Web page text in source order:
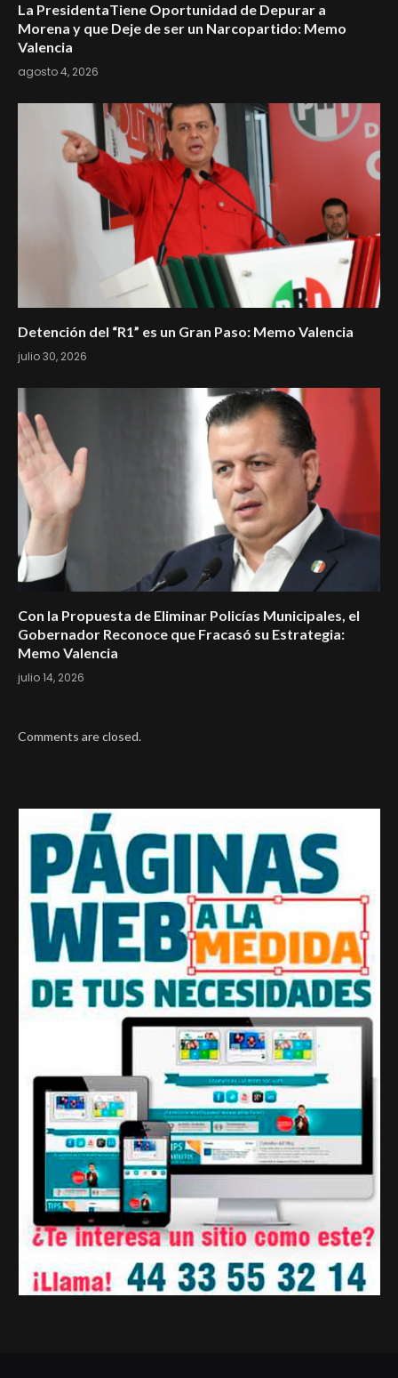
La PresidentaTiene Oportunidad de Depurar a
Morena y que Deje de ser un Narcopartido: Memo
Valencia
agosto 4, 2026
Detención del “R1” es un Gran Paso: Memo Valencia
julio 30, 2026
Con la Propuesta de Eliminar Policías Municipales, el
Gobernador Reconoce que Fracasó su Estrategia:
Memo Valencia
julio 14, 2026
Comments are closed.